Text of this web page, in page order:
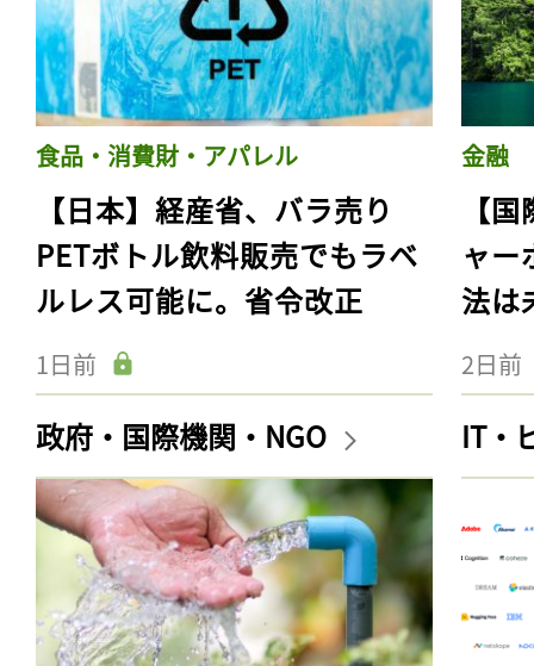
食品・消費財・アパレル
【日本】経産省、バラ売り
PETボトル飲料販売でもラベ
ルレス可能に。省令改正
1日前
金融
【
ャー
法は
2日前
政府・国際機関・NGO IT・